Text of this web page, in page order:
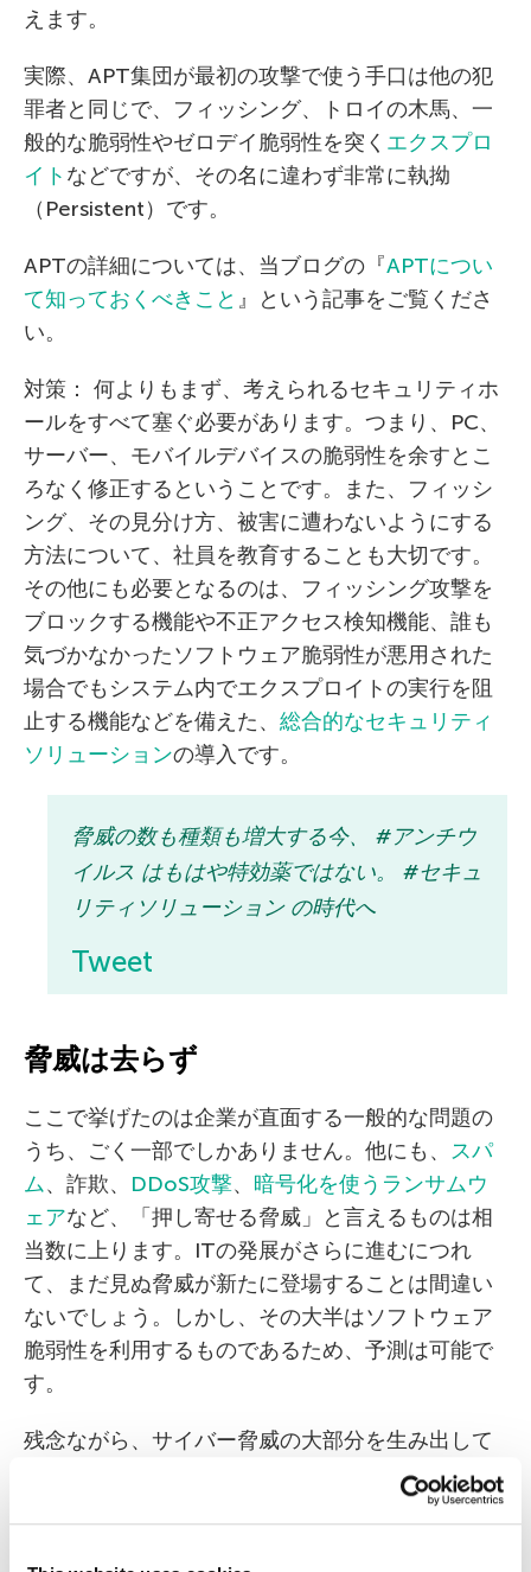
えます。
実際、APT集団が最初の攻撃で使う手口は他の犯
罪者と同じで、フィッシング、トロイの木馬、一
般的な脆弱性やゼロデイ脆弱性を突く エクスプロ
イト などですが、その名に違わず非常に執拗
（Persistent）です。
APTの詳細については、当ブログの『APTについ
て知っておくべきこと 』という記事をご覧くださ
い。
対策： 何よりもまず、考えられるセキュリティホ
ールをすべて塞ぐ必要があります。つまり、PC、
サーバー、モバイルデバイスの脆弱性を余すとこ
ろなく修正するということです。また、フィッシ
ング、その見分け方、被害に遭わないようにする
方法について、社員を教育することも大切です。
その他にも必要となるのは、フィッシング攻撃を
ブロックする機能や不正アクセス検知機能、誰も
気づかなかったソフトウェア脆弱性が悪用された
場合でもシステム内でエクスプロイトの実行を阻
止する機能などを備えた、 総合的なセキュリティ
ソリューションの導入です。
脅威の数も種類も増大する今、 #アンチウ
イルス はもはや特効薬ではない。 #セキュ
リティソリューション の時代へ
Tweet
脅威は去らず
ここで挙げたのは企業が直面する一般的な問題の
うち、ごく一部でしかありません。他にも、 スパ
ム、詐欺、 DDoS攻撃、 暗号化を使うランサムウ
ェアなど、「押し寄せる脅威」と言えるものは相
当数に上ります。ITの発展がさらに進むにつれ
て、まだ見ぬ脅威が新たに登場することは間違い
ないでしょう。しかし、その大半はソフトウェア
脆弱性を利用するものであるため、予測は可能で
す。
残念ながら、サイバー脅威の大部分を生み出して
いるソフトウェア脆弱性が、近い将来になくなる
とは思えません。企業内で使用されているビジネ